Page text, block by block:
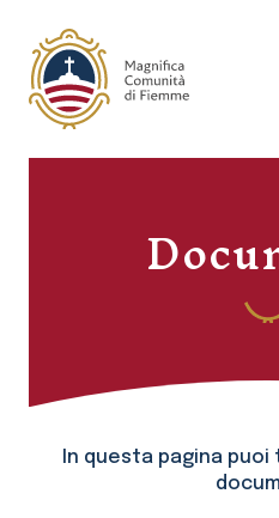
Magnifica Comunità di
In questa pagina